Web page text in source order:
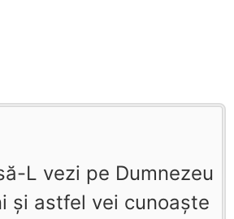
L vezi pe Dumnezeu
şi astfel vei cunoaşte